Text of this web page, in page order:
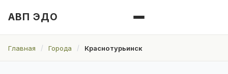
АВП ЭДО
Главная Города Краснотурьинск